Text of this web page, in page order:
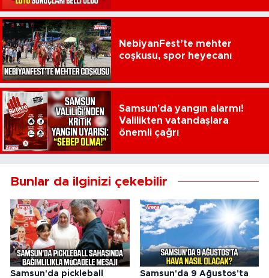
NebiyanFest’te mehter
coşkusu, spor heyecanı
Samsun'da yangın alarmı!
Valilikten vatandaşlara
önemli çağrı
Bunlar da ilginizi çekebilir
Samsun'da pickleball Samsun'da 9 Ağustos'ta